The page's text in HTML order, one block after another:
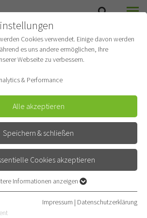
- Palliativ und
Cookies verwendet. Einige davon werden
es uns andere ermöglichen, Ihre
Webseite zu verbessern.
& Performance
Alle akzeptieren
Speichern & schließen
Cookies akzeptieren
für grundlegende Funktionen der
ist gewährleistet, dass die Webseite
Informationen anzeigen
Impressum | Datenschutzerklärung